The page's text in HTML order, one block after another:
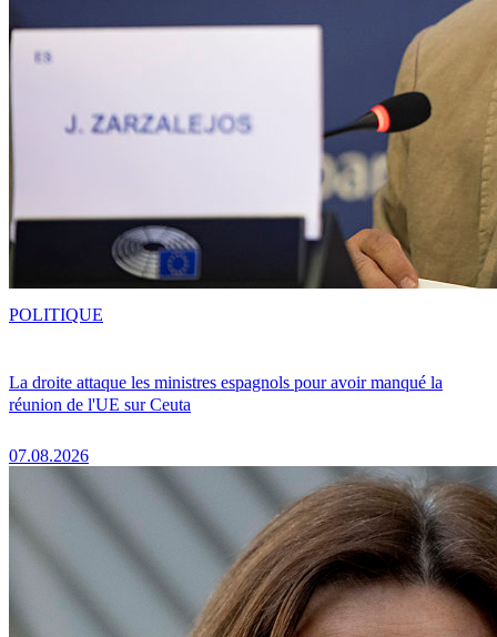
La droite attaque les ministres espagnols pour avoir manqué la
réunion de l'UE sur Ceuta
07.08.2026
POLITIQUE